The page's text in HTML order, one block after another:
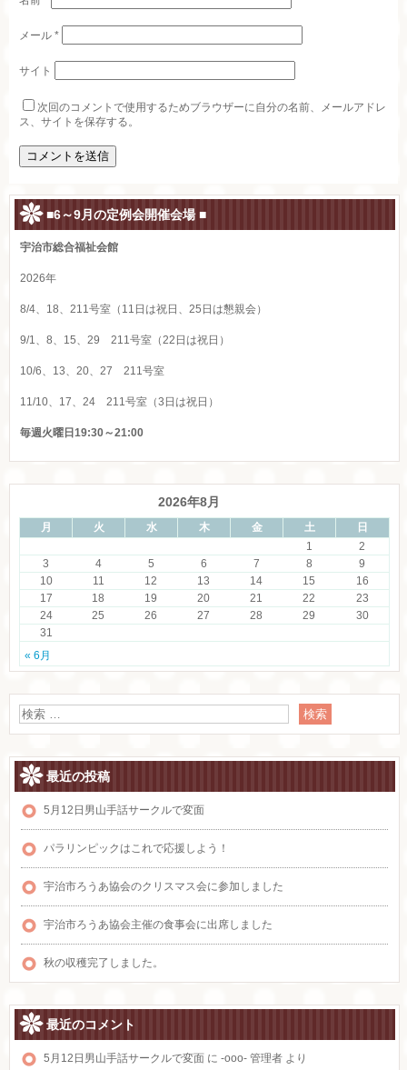
メール*
サイト
次回のコメントで使用するためブラウザーに自分の名前、メールアドレ
ス、サイトを保存する。
■6～9月の定例会開催会場 ■
宇治市総合福祉会館
2026年
8/4、18、211号室（11日は祝日、25日は懇親会）
9/1、8、15、29 211号室（22日は祝日）
10/6、13、20、27 211号室
11/10、17、24 211号室（3日は祝日）
毎週火曜日19:30～21:00
2026年8月
月 火 水 木 金 土 日
« 6月
1
2
3
4 5 6 7 8
9
10
11 12 13 14 15
16
17
18 19 20 21 22
23
24
25 26 27 28 29
30
31
最近の投稿
5月12日男山手話サークルで変面
パラリンピックはこれで応援しよう！
宇治市ろうあ協会のクリスマス会に参加しました
宇治市ろうあ協会主催の食事会に出席しました
秋の収穫完了しました。
最近のコメント
5月12日男山手話サークルで変面 に -ooo- 管理者 より